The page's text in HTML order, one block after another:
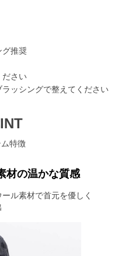
グ推奨
ださい
ラッシングで整えてください
特徴
材の温かな質感
ル素材で首元を優しく